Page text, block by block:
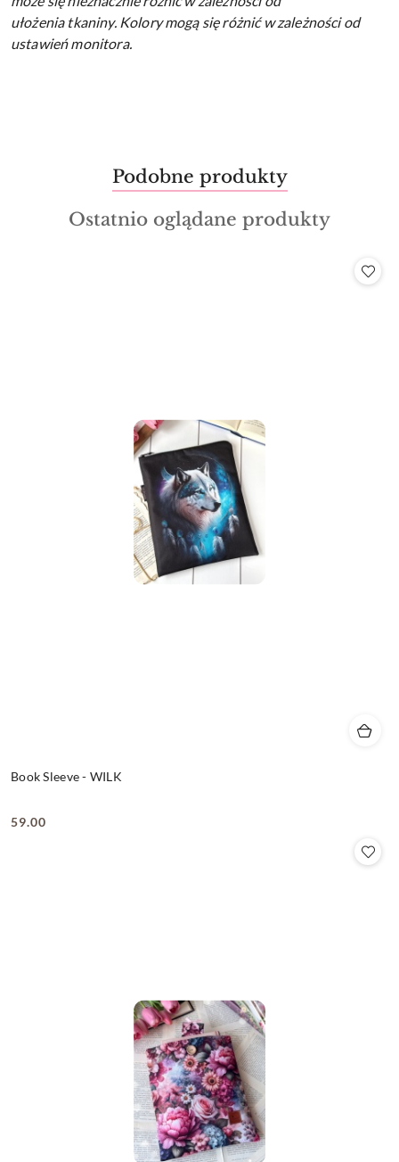
ułożenia tkaniny. Kolory mogą się różnić w zależności od
ustawień monitora.
Pomiń karuzelę produktów
Produkty
o
statusie:
Podobne produkty
Produkty
Ostatnio oglądane produkty
Book Sleeve - WILK
Cena:
59.00